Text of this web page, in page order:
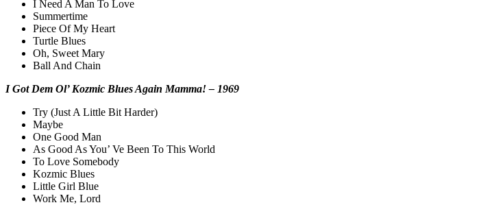
I Need A Man To Love
Summertime
Piece Of My Heart
Turtle Blues
Oh, Sweet Mary
Ball And Chain
I Got Dem Ol’ Kozmic Blues Again Mamma! – 1969
Try (Just A Little Bit Harder)
Maybe
One Good Man
As Good As You’ Ve Been To This World
To Love Somebody
Kozmic Blues
Little Girl Blue
Work Me, Lord